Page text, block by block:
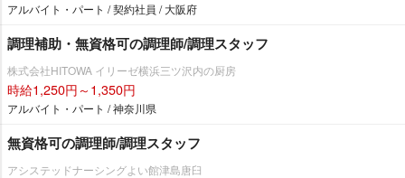
アルバイト・パート / 契約社員 / 大阪府
調理補助・無資格可の調理師/調理スタッフ
株式会社HITOWA イリーゼ横浜三ツ沢内の厨房
時給1,250円～1,350円
アルバイト・パート / 神奈川県
無資格可の調理師/調理スタッフ
アシステッドナーシングよい館津島唐臼